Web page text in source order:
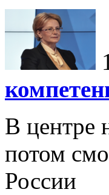
В центре
потом
России